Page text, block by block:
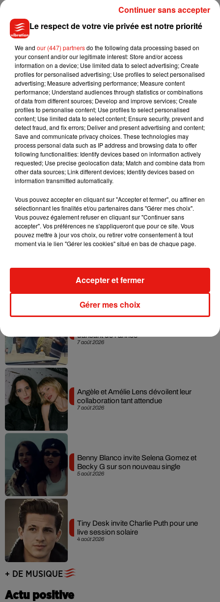
Le rendez-vous s’adresse aux sportifs, forcément, mais aussi
aux épicuriens, puisque l’évènement est, on le rappelle,
organisé par des vignerons qui iront d’ailleurs à la rencontre
des participants. «Quand les coureurs vont revenir sur le
béton,poursuit Emmanuel, ils vont atterrir sur le village du
trail, et ils seront accueillis par les vignerons. Ils auront le
droit à un verre de dégustation de Sancerre». Avec
modération, évidemment.
Rendez-vous le 15 juin à Sancerre pour un trail d’exception.
Musique
7 août 2026
dans son nouveau clip
7 août 2026
Sensation » avec Kylie Minogue
7 août 2026
dansant de l’année
7 août 2026
Angèle et Amélie Lens dévoilent leur
collaboration tant attendue
5 août 2026
Benny Blanco invite Selena Gomez et
Becky G sur son nouveau single
4 août 2026
Tiny Desk invite Charlie Puth pour une
live session solaire
+ DE MUSIQUE
Actu positive
Le respect de votre vie privée est notre priorité
We and our (447) partnersdo the following data processing based on
your consent and/or our legitimate interest: Store and/or access
information on a device; Use limited data to select advertising; Create
profiles for personalised advertising; Use profiles to select personalised
advertising; Measure advertising performance; Measure content
performance; Understand audiences through statistics or combinations
of data from different sources; Develop and improve services; Create
profiles to personalise content; Use profiles to select personalised
content; Use limited data to select content; Ensure security, prevent and
detect fraud, and fix errors; Deliver and present advertising and content;
Save and communicate privacy choices. These technologies may
process personal data such as IP address and browsing data to offer
following functionalities: Identify devices based on information actively
requested; Use precise geolocation data; Match and combine data from
other data sources; Link different devices; Identify devices based on
information transmitted automatically.
Vous pouvez accepter en cliquant sur "Accepter et fermer", ou affiner en
sélectionnant les finalités et/ou partenaires dans "Gérer mes choix".
Vous pouvez également refuser en cliquant sur "Continuer sans
accepter". Vos préférences ne s'appliqueront que pour ce site. Vous
pouvez mettre à jour vos choix, ou retirer votre consentement à tout
moment via le lien "Gérer les cookies" situé en bas de chaque page.
Gérer mes choix
Accepter et fermer
Continuer sans accepter